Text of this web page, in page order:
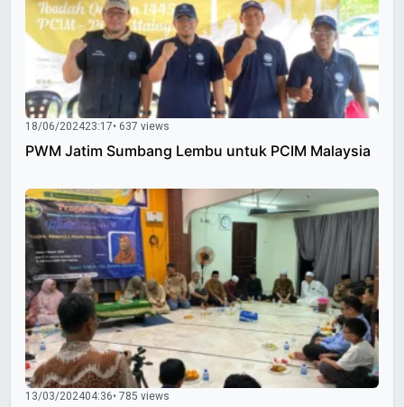
18/06/202423:17• 637 views
PWM Jatim Sumbang Lembu untuk PCIM Malaysia
13/03/202404:36• 785 views